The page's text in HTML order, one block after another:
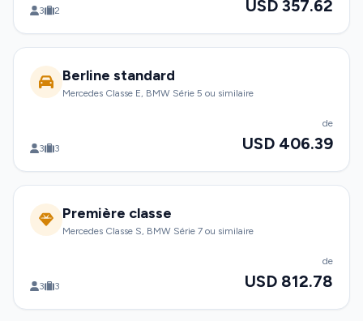
3 2 USD 357.62
Berline standard
Mercedes Classe E, BMW Série 5 ou similaire
3 3
de
USD 406.39
Première classe
Mercedes Classe S, BMW Série 7 ou similaire
3 3
de
USD 812.78